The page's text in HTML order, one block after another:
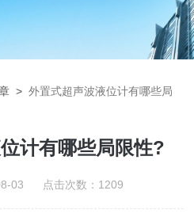
>外置式超声波液位计有哪些局
计有哪些局限性?
03 点击次数：1209